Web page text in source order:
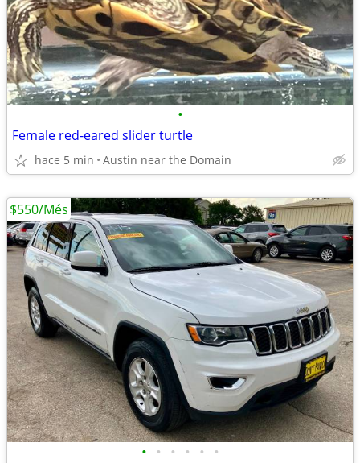
•
Female red-eared slider turtle
hace 5 min Austin near the Domain
• • • • • •
$550/Més